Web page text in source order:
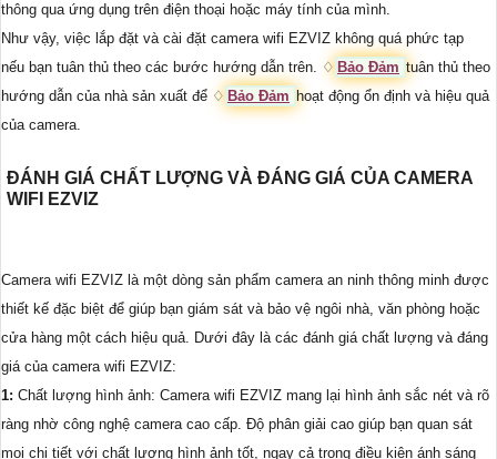
thông qua ứng dụng trên điện thoại hoặc máy tính của mình.
Như vậy, việc lắp đặt và cài đặt camera wifi EZVIZ không quá phức tạp
nếu bạn tuân thủ theo các bước hướng dẫn trên. ♢ Bảo Đảm tuân thủ theo
hướng dẫn của nhà sản xuất để ♢ Bảo Đảm hoạt động ổn định và hiệu quả
của camera.
ĐÁNH GIÁ CHẤT LƯỢNG VÀ ĐÁNG GIÁ CỦA CAMERA
WIFI EZVIZ
Camera wifi EZVIZ là một dòng sản phẩm camera an ninh thông minh được
thiết kế đặc biệt để giúp bạn giám sát và bảo vệ ngôi nhà, văn phòng hoặc
cửa hàng một cách hiệu quả. Dưới đây là các đánh giá chất lượng và đáng
giá của camera wifi EZVIZ:
1: Chất lượng hình ảnh: Camera wifi EZVIZ mang lại hình ảnh sắc nét và rõ
ràng nhờ công nghệ camera cao cấp. Độ phân giải cao giúp bạn quan sát
mọi chi tiết với chất lượng hình ảnh tốt, ngay cả trong điều kiện ánh sáng